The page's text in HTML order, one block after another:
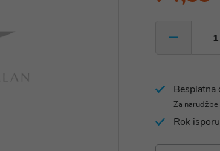
Besplatna
Za
Rok